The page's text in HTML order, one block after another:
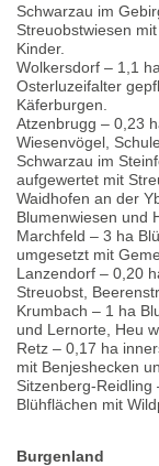
Schwarzau im
Streuobstwiesen
Kinder.
Wolkersdorf – 1,1
Osterluzeifalter
Käferburgen.
Atzenbrugg – 0,23
Wiesenvögel,
Schwarzau im
aufgewertet mit
Waidhofen an der
Blumenwiesen und
Marchfeld – 3 ha
umgesetzt mit
Lanzendorf – 0,20
Streuobst,
Krumbach – 1 ha
und Lernorte, Heu
Retz – 0,17 ha
mit Benjeshecken
Sitzenberg-
Blühflächen mit
Burgenland